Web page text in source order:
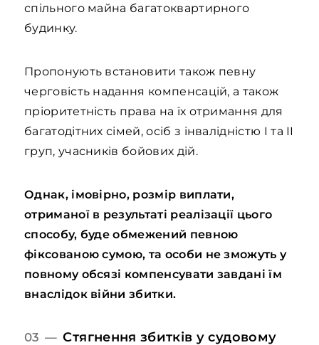
спільного майна багатоквартирного
будинку.
Пропонують встановити також певну
черговість надання компенсацій, а також
пріоритетність права на їх отримання для
багатодітних сімей, осіб з інвалідністю I та II
груп, учасників бойових дій.
Однак, імовірно, розмір виплати,
отриманої в результаті реалізації цього
способу, буде обмежений певною
фіксованою сумою, та особи не зможуть у
повному обсязі компенсувати завдані їм
внаслідок війни збитки.
03 —Стягнення збитків у судовому